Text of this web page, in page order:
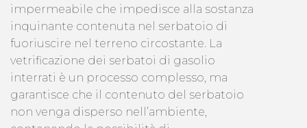
impermeabile che impedisce alla sostanza
inquinante contenuta nel serbatoio di
fuoriuscire nel terreno circostante. La
vetrificazione dei serbatoi di gasolio
interrati è un processo complesso, ma
garantisce che il contenuto del serbatoio
non venga disperso nell’ambiente,